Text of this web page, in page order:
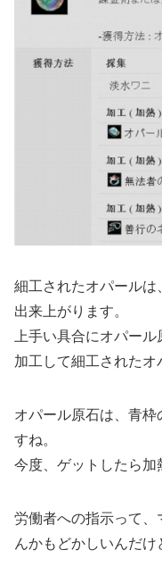
細工されたオパール
出来上がります。
上手い具合にオパー
加工して細工されたオ
オパール原石は、青
すね。
今度、ゲットしたら加
労働者への指示って
んかもどかしいんだけ